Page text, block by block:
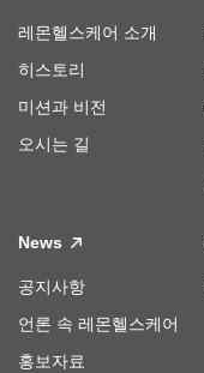
레몬헬스케어 소개
히스토리
미션과 비전
오시는 길
News
공지사항
언론 속 레몬헬스케어
홍보자료